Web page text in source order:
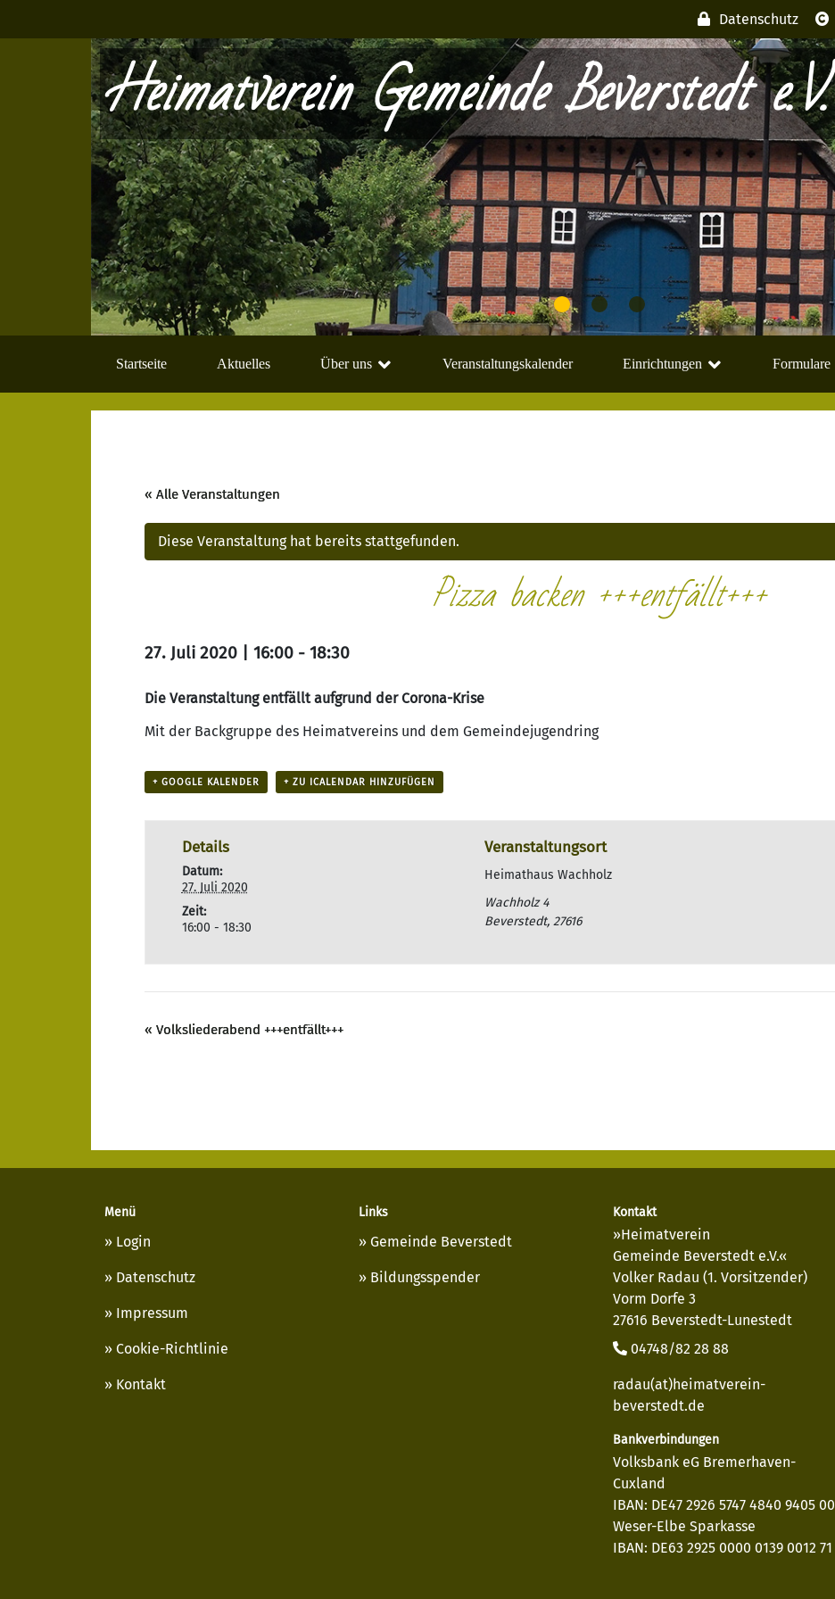
Datenschutz
Heimatverein Gemeinde Beverstedt e.V.
Startseite Aktuelles Über uns Veranstaltungskalender Einrichtungen Formulare
« Alle Veranstaltungen
Diese Veranstaltung hat bereits stattgefunden.
Pizza backen +++entfällt+++
27. Juli 2020 | 16:00 - 18:30
Die Veranstaltung entfällt aufgrund der Corona-Krise
Mit der Backgruppe des Heimatvereins und dem Gemeindejugendring
+ GOOGLE KALENDER + ZU ICALENDAR HINZUFÜGEN
Details
Datum:
27. Juli 2020
Zeit:
16:00 - 18:30
Veranstaltungsort
Heimathaus Wachholz
Wachholz 4
Beverstedt, 27616
« Volksliederabend +++entfällt+++
Menü
Login
Datenschutz
Impressum
Cookie-Richtlinie
Kontakt
Links
Gemeinde Beverstedt
Bildungsspender
Kontakt
»Heimatverein
Gemeinde Beverstedt e.V.«
Volker Radau (1. Vorsitzender)
Vorm Dorfe 3
27616 Beverstedt-Lunestedt
04748/82 28 88
radau(at)heimatverein-
beverstedt.de
Bankverbindungen
Volksbank eG Bremerhaven-
Cuxland
IBAN: DE47 2926 5747 4840 9405 00
Weser-Elbe Sparkasse
IBAN: DE63 2925 0000 0139 0012 71